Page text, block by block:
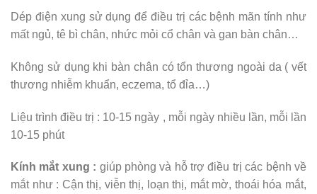
Dép điện xung sử dụng để điều trị các bệnh mãn tính như
mất ngủ, tê bì chân, nhức mỏi cổ chân và gan bàn chân…
Không sử dụng khi bàn chân có tổn thương ngoài da ( vết
thương nhiễm khuẩn, eczema, tổ đỉa…)
Liệu trình điều trị : 10-15 ngày , mỗi ngày nhiều lần, mỗi lần
10-15 phút
Kính mắt xung : giúp phòng và hỗ trợ điều trị các bệnh về
mắt như : Cận thị, viễn thị, loạn thị, mắt mờ, thoái hóa mắt,